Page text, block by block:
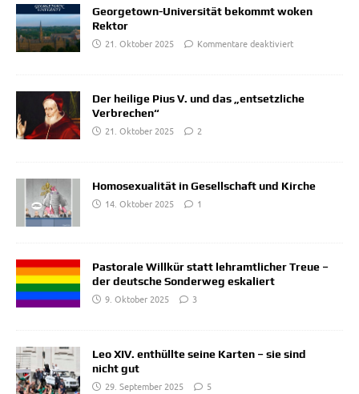
Georgetown-Universität bekommt woken
Rektor
21. Oktober 2025
Kommentare deaktiviert
Der heilige Pius V. und das „entsetzliche
Verbrechen“
21. Oktober 2025
2
Homosexualität in Gesellschaft und Kirche
14. Oktober 2025
1
Pastorale Willkür statt lehramtlicher Treue –
der deutsche Sonderweg eskaliert
9. Oktober 2025
3
Leo XIV. enthüllte seine Karten – sie sind
nicht gut
29. September 2025
5